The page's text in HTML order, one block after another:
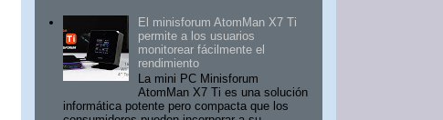
El minisforum AtomMan X7 Ti
permite a los usuarios
monitorear fácilmente el
rendimiento
La mini PC Minisforum
AtomMan X7 Ti es una solución
informática potente pero compacta que los